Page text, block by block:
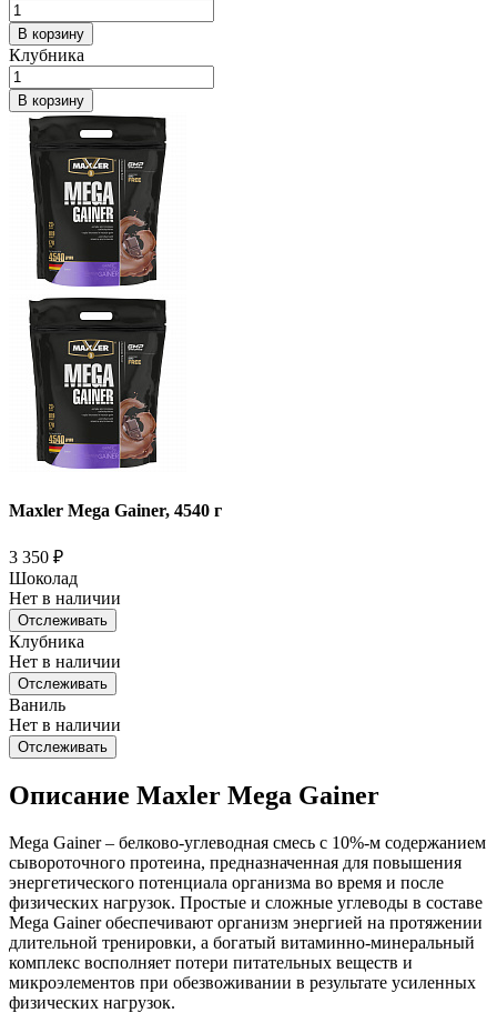
В корзину
Клубника
В корзину
Maxler Mega Gainer, 4540 г
3 350 ₽
Шоколад
Нет в наличии
Отслеживать
Клубника
Нет в наличии
Отслеживать
Ваниль
Нет в наличии
Отслеживать
Описание Maxler Mega Gainer
Mega Gainer – белково-углеводная смесь с 10%-м содержанием
сывороточного протеина, предназначенная для повышения
энергетического потенциала организма во время и после
физических нагрузок. Простые и сложные углеводы в составе
Mega Gainer обеспечивают организм энергией на протяжении
длительной тренировки, а богатый витаминно-минеральный
комплекс восполняет потери питательных веществ и
микроэлементов при обезвоживании в результате усиленных
физических нагрузок.